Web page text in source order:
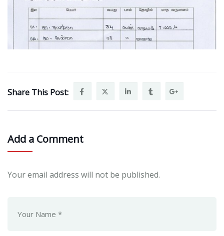
Share This Post:
Add a Comment
Your email address will not be published.